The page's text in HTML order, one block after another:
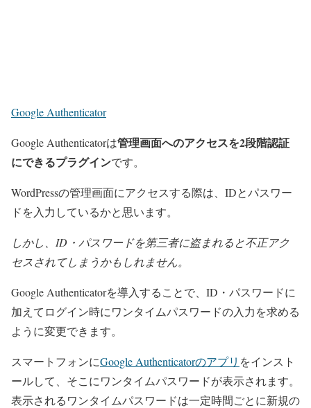
Google Authenticator
Google Authenticatorは管理画面へのアクセスを2段階認証
にできるプラグインです。
WordPressの管理画面にアクセスする際は、IDとパスワー
ドを入力しているかと思います。
しかし、ID・パスワードを第三者に盗まれると不正アク
セスされてしまうかもしれません。
Google Authenticatorを導入することで、ID・パスワードに
加えてログイン時にワンタイムパスワードの入力を求める
ように変更できます。
スマートフォンにGoogle Authenticatorのアプリ をインスト
ールして、そこにワンタイムパスワードが表示されます。
表示されるワンタイムパスワードは一定時間ごとに新規の